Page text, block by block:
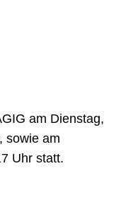
am Dienstag,
sowie am
Uhr statt.